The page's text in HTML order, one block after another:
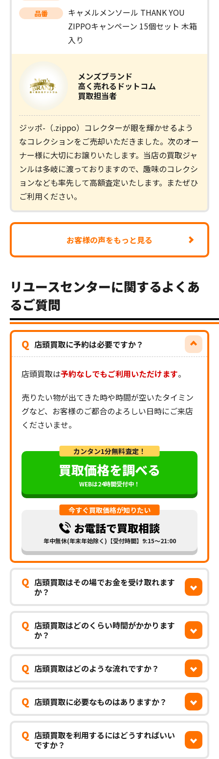
品番
キャメルメンソール THANK YOU
ZIPPOキャンペーン 15個セット 木箱
入り
メンズブランド
高く売れるドットコム
買取担当者
ジッポ-（.zippo）コレクターが眼を輝かせるよう
なコレクションをご売却いただきました。次のオー
ナー様に大切にお譲りいたします。当店の買取ジャ
ンルは多岐に渡っておりますので、趣味のコレクシ
ョンなども率先して高額査定いたします。またぜひ
ご利用ください。
お客様の声をもっと見る
リユースセンターに関するよくあ
るご質問
Q 店頭買取に予約は必要ですか？
店頭買取は予約なしでもご利用いただけます。
売りたい物が出てきた時や時間が空いたタイミン
グなど、お客様のご都合のよろしい日時にご来店
くださいませ。
カンタン1分無料査定！
買取価格を調べる
WEBは24時間受付中！
今すぐ買取価格が知りたい
お電話で買取相談
年中無休(年末年始除く)【受付時間】9:15～21:00
Q 店頭買取はその場でお金を受け取れます
か？
Q 店頭買取はどのくらい時間がかかります
か？
Q 店頭買取はどのような流れですか？
Q 店頭買取に必要なものはありますか？
Q 店頭買取を利用するにはどうすればいい
ですか？